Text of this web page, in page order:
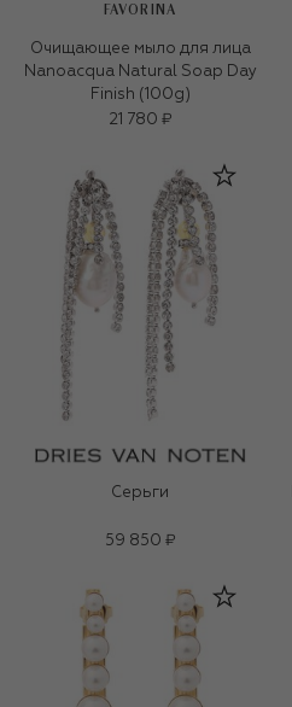
FAVORINA
Очищающее мыло для лица
Nanoacqua Natural Soap Day
Finish (100g)
21 780 ₽
Серьги
59 850 ₽